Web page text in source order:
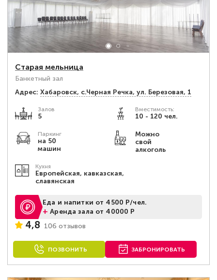
Старая мельница
Банкетный зал
Адрес: Хабаровск, с.Черная Речка, ул. Березовая, 1
Залов
5
Вместимость:
10 - 120 чел.
Паркинг
на 50
машин
Можно
свой
алкоголь
Кухня
Европейская, кавказская,
славянская
Еда и напитки от 4500 Р/чел.
+Аренда зала от 40000 Р
4,8 106 отзывов
ПОЗВОНИТЬ ЗАБРОНИРОВАТЬ